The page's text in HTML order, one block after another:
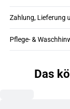
Zahlung, Lieferung
Pflege- &
Das